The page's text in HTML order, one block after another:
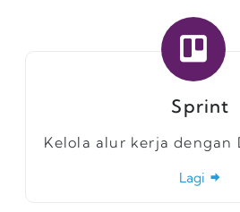
Sprint
Kelola alur kerja dengan
Lagi